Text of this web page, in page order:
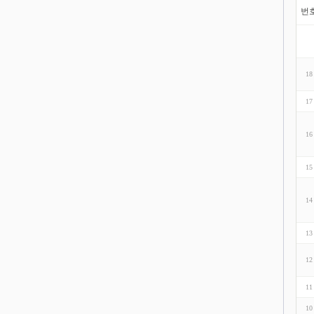
번
18
17
16
15
14
13
12
11
10